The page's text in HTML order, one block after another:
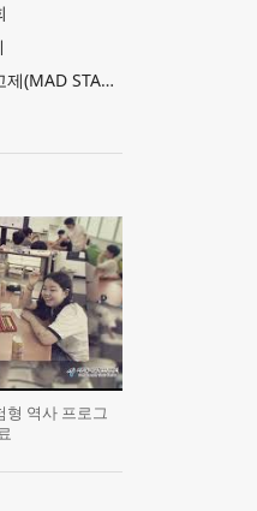
2026 부산국제마케팅광고제(MAD STARS 2026)
형 역사 프로그